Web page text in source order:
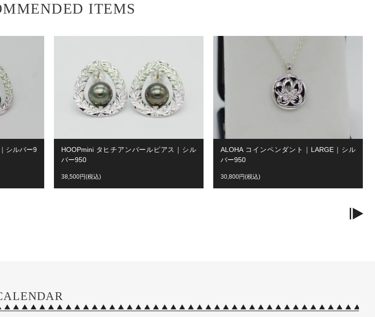
ITEMS
シルバー9
HOOPmini タヒチアンパールピアス｜シル
バー950
38,500円(税込)
ALOHA コインペンダント｜LARGE｜シル
バー950
30,800円(税込)